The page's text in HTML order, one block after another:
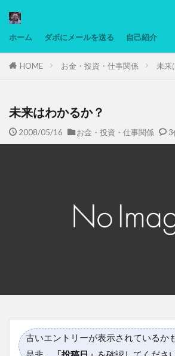
ホーム ダボにメールを送る 自己紹介
HOME お金・投資・仕事関係 未来
未来はわかるか？
2008/05/16 お金・投資・仕事関係 3
古いエントリーが表示されているか
タグ
マレーシア動画
備忘録
動画 日本人村社会